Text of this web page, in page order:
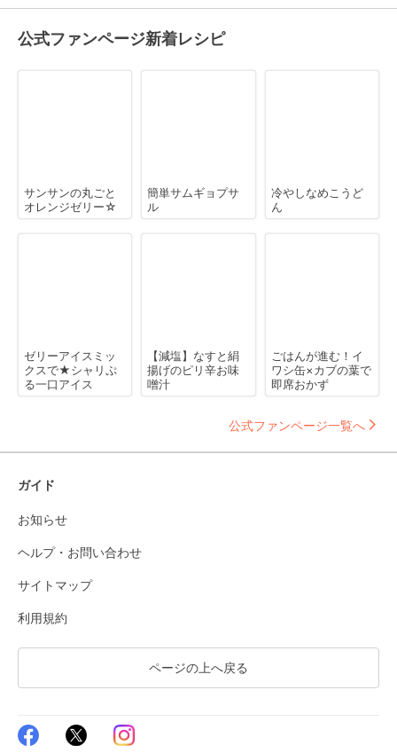
公式ファンページ新着レシピ
サンサンの丸ごと
オレンジゼリー☆
簡単サムギョプサ
ル
冷やしなめこうど
ん
ゼリーアイスミッ
クスで★シャリぷ
る一口アイス
【減塩】なすと絹
揚げのピリ辛お味
噌汁
ごはんが進む！イ
ワシ缶×カブの葉で
即席おかず
公式ファンページ一覧へ
ガイド
お知らせ
ヘルプ・お問い合わせ
サイトマップ
利用規約
ページの上へ戻る